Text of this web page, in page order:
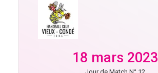
18 mars 2023